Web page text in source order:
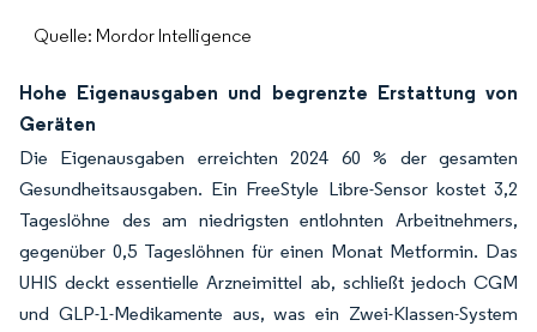
Quelle: Mordor Intelligence
Hohe Eigenausgaben und begrenzte Erstattung von
Geräten
Die Eigenausgaben erreichten 2024 60 % der gesamten
Gesundheitsausgaben. Ein FreeStyle Libre-Sensor kostet 3,2
Tageslöhne des am niedrigsten entlohnten Arbeitnehmers,
gegenüber 0,5 Tageslöhnen für einen Monat Metformin. Das
UHIS deckt essentielle Arzneimittel ab, schließt jedoch CGM
und GLP-1-Medikamente aus, was ein Zwei-Klassen-System